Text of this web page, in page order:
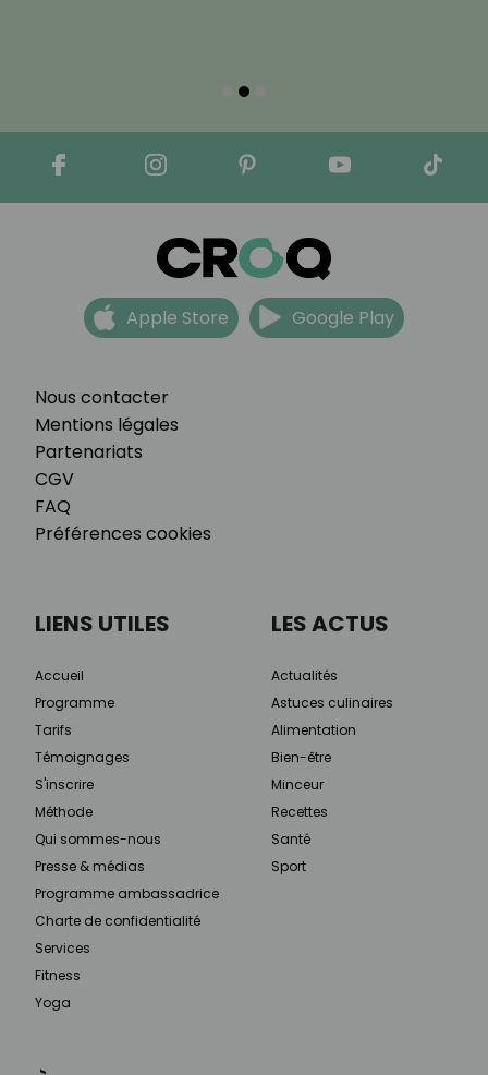
Nous contacter
Mentions légales
Partenariats
CGV
FAQ
Préférences cookies
Apple Store Google Play
LIENS UTILES
Accueil
Programme
Tarifs
Témoignages
S'inscrire
Méthode
Qui sommes-nous
Presse & médias
Programme ambassadrice
Charte de confidentialité
Services
Fitness
Yoga
LES ACTUS
Actualités
Astuces culinaires
Alimentation
Bien-être
Minceur
Recettes
Santé
Sport